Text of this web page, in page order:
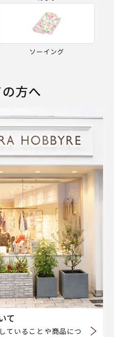
ソーイング
方へ
て
ていることや商品につ